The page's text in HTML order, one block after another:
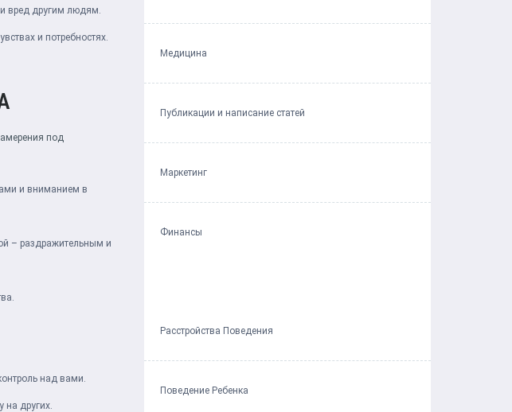
вред другим людям.
и потребностях.
под
и вниманием в
– раздражительным и
над вами.
на других.
Медицина
Публикации и написание статей
Маркетинг
Финансы
Расстройства Поведения
Поведение Ребенка